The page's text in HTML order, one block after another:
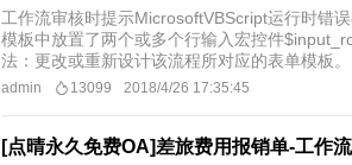
工作流审核时提示MicrosoftVBScript运行时错
模板中放置了两个或多个行输入宏控件
法：更改或重新设计该流程所对应的表单模板。
admin 13099 2018/4/26 17:35:45
[点晴永久免费OA]差旅费用报销单-工作